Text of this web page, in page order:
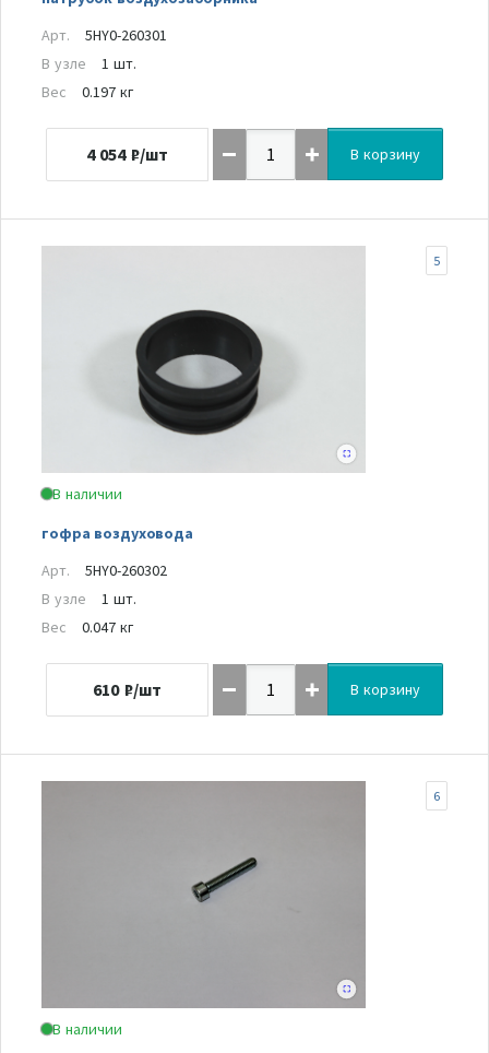
Арт.
5HY0-260301
В узле
1 шт.
Вес
0.197 кг
4 054 ₽/шт В корзину
В наличии
гофра воздуховода
5
Арт.
5HY0-260302
В узле
1 шт.
Вес
0.047 кг
610 ₽/шт В корзину
В наличии
6